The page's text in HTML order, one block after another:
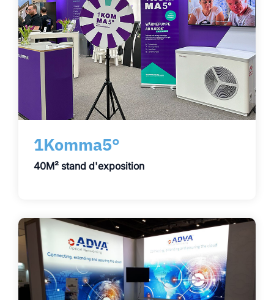
1Komma5°
40M² stand d'exposition